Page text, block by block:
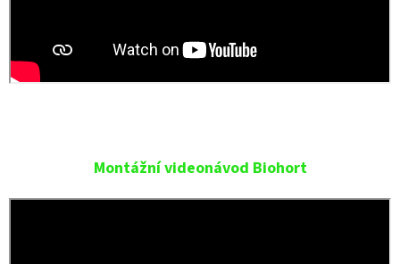
Montážní videonávod Biohort